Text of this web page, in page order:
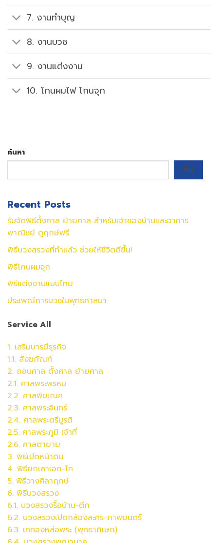
7. งานทำบุญ
8. งานบวช
9. งานแต่งงาน
10. โกนผมไฟ โกนจุก
ค้นหา
ค้น
Recent Posts
รับจัดพิธีตั้งศาล ย้ายศาล สำหรับเจ้าของบ้านและอาคาร
พาณิชย์ ดูฤกษ์ฟรี
พิธีบวงสรวงที่ทำแล้ว ช่วยให้ชีวิตดีขึ้น!
พิธีโกนผมจุก
พิธีแต่งงานแบบไทย
ประเพณีการบวชในพุทธศาสนา
Service All
1. เสริมบารมีธุรกิจ
1.1. สังฆภัณฑ์
2. ถอนศาล ตั้งศาล ย้ายศาล
2.1. ศาลพระพรหม
2.2. ศาลพิฆเณศ
2.3. ศาลพระอินทร์
2.4. ศาลพระตรีมูรติ
2.5. ศาลพระภูมิ เจ้าที่
2.6. ศาลตายาย
3. พิธีเปิดหน้าดิน
4. พิธียกเสาเอก-โท
5. พิธีวางศิลาฤกษ์
6. พิธีบวงสรวง
6.1. บวงสรวงรื้อบ้าน-ตึก
6.2. บวงสรวงเปิดกล้องละคร-ภาพยนตร์
6.3. เททองหล่อพระ (พุทธาภิเษก)